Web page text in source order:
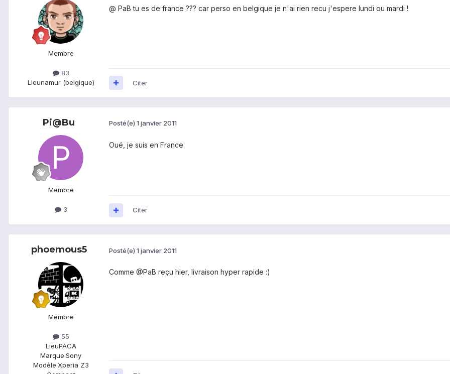
Membre
83
Lieunamur (belgique)
@ PaB tu es de france ??? car perso en belgique je n'ai rien recu j'espere lundi ou mardi !
Citer
Pi@Bu
Membre
3
Posté(e) 1 janvier 2011
Oué, je suis en France.
Citer
phoemous5
Membre
55
LieuPACA
Marque:Sony
Modèle:Xperia Z3
Posté(e) 1 janvier 2011
Comme @PaB reçu hier, livraison hyper rapide :)